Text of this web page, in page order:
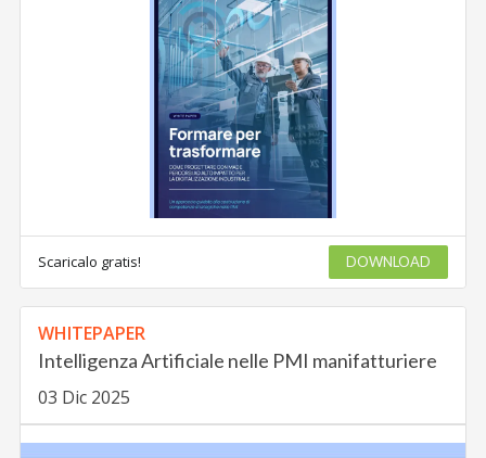
Scaricalo gratis! DOWNLOAD
WHITEPAPER
Intelligenza Artificiale nelle PMI manifatturiere
03 Dic 2025